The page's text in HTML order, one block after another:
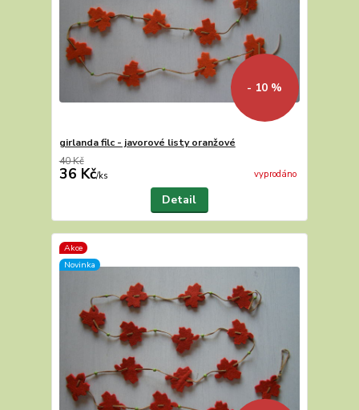
- 10 %
girlanda filc - javorové listy oranžové
40 Kč
36 Kč/ks vyprodáno
Detail
Akce
Novinka